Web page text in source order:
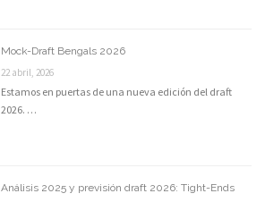
Mock-Draft Bengals 2026
22 abril, 2026
Estamos en puertas de una nueva edición del draft
2026. …
Análisis 2025 y previsión draft 2026: Tight-Ends